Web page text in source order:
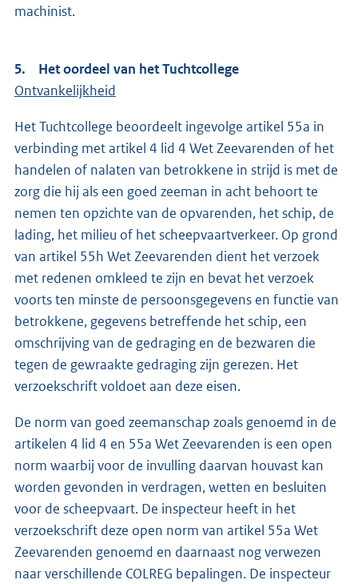
machinist.
5. Het oordeel van het Tuchtcollege
Ontvankelijkheid
Het Tuchtcollege beoordeelt ingevolge artikel 55a in
verbinding met artikel 4 lid 4 Wet Zeevarenden of het
handelen of nalaten van betrokkene in strijd is met de
zorg die hij als een goed zeeman in acht behoort te
nemen ten opzichte van de opvarenden, het schip, de
lading, het milieu of het scheepvaartverkeer. Op grond
van artikel 55h Wet Zeevarenden dient het verzoek
met redenen omkleed te zijn en bevat het verzoek
voorts ten minste de persoonsgegevens en functie van
betrokkene, gegevens betreffende het schip, een
omschrijving van de gedraging en de bezwaren die
tegen de gewraakte gedraging zijn gerezen. Het
verzoekschrift voldoet aan deze eisen.
De norm van goed zeemanschap zoals genoemd in de
artikelen 4 lid 4 en 55a Wet Zeevarenden is een open
norm waarbij voor de invulling daarvan houvast kan
worden gevonden in verdragen, wetten en besluiten
voor de scheepvaart. De inspecteur heeft in het
verzoekschrift deze open norm van artikel 55a Wet
Zeevarenden genoemd en daarnaast nog verwezen
naar verschillende COLREG bepalingen. De inspecteur